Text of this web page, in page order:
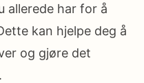
allerede har for å
kan hjelpe deg å
og gjøre det